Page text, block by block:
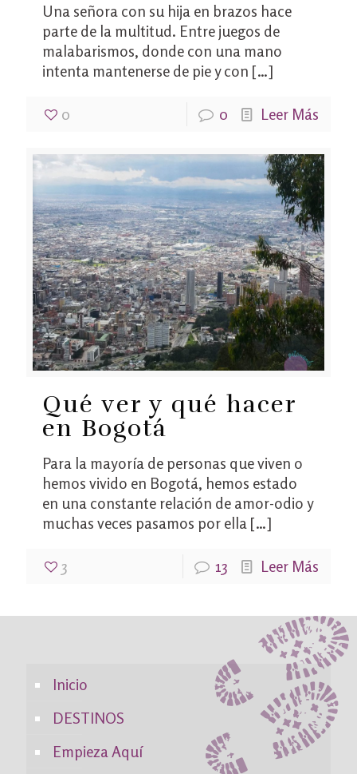
Una señora con su hija en brazos hace
parte de la multitud. Entre juegos de
malabarismos, donde con una mano
intenta mantenerse de pie y con […]
0 0 Leer Más
Qué ver y qué hacer
en Bogotá
Para la mayoría de personas que viven o
hemos vivido en Bogotá, hemos estado
en una constante relación de amor-odio y
muchas veces pasamos por ella […]
3 13 Leer Más
Inicio
DESTINOS
Empieza Aquí